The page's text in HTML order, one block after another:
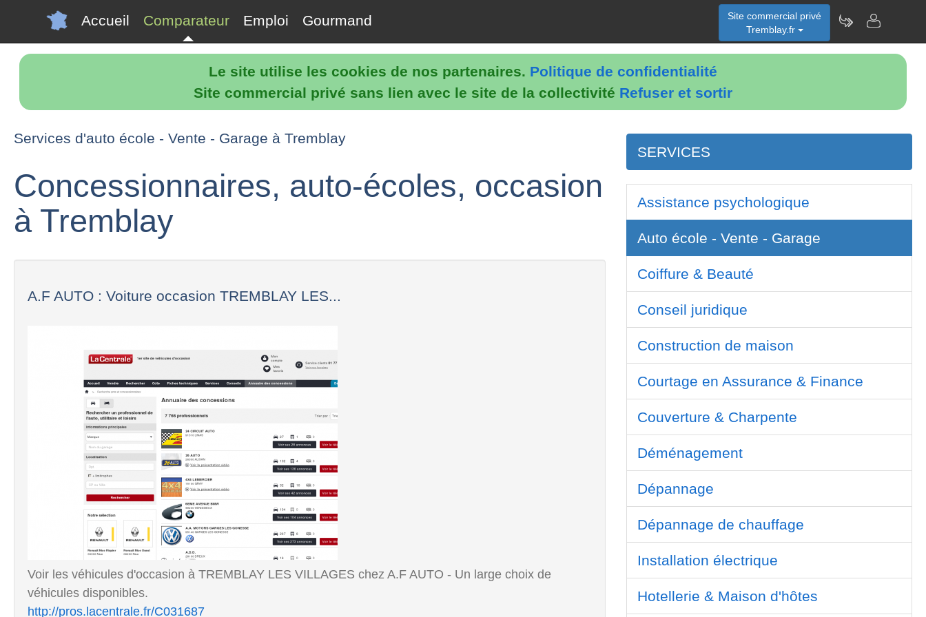
Le site utilise les cookies de nos partenaires. Politique de confidentialité
Site commercial privé sans lien avec le site de la collectivité Refuser et sortir
Accueil Comparateur Emploi Gourmand
Site commercial privé
Tremblay.fr
Services d'auto école - Vente - Garage à Tremblay
Concessionnaires, auto-écoles, occasion
à Tremblay
A.F AUTO : Voiture occasion TREMBLAY LES...
Voir les véhicules d'occasion à TREMBLAY LES VILLAGES chez A.F AUTO - Un large choix de
véhicules disponibles.
http://pros.lacentrale.fr/C031687
SERVICES
Assistance psychologique
Auto école - Vente - Garage
Coiffure & Beauté
Conseil juridique
Construction de maison
Courtage en Assurance & Finance
Couverture & Charpente
Déménagement
Dépannage
Dépannage de chauffage
Installation électrique
Hotellerie & Maison d'hôtes